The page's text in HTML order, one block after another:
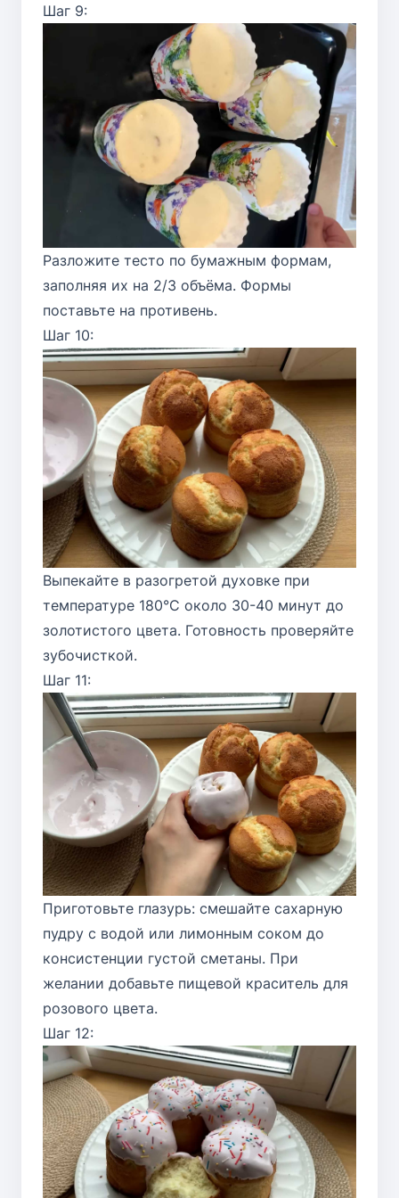
Шаг 9:
Разложите тесто по бумажным формам,
заполняя их на 2/3 объёма. Формы
поставьте на противень.
Шаг 10:
Выпекайте в разогретой духовке при
температуре 180°C около 30-40 минут до
золотистого цвета. Готовность проверяйте
зубочисткой.
Шаг 11:
Приготовьте глазурь: смешайте сахарную
пудру с водой или лимонным соком до
консистенции густой сметаны. При
желании добавьте пищевой краситель для
розового цвета.
Шаг 12: